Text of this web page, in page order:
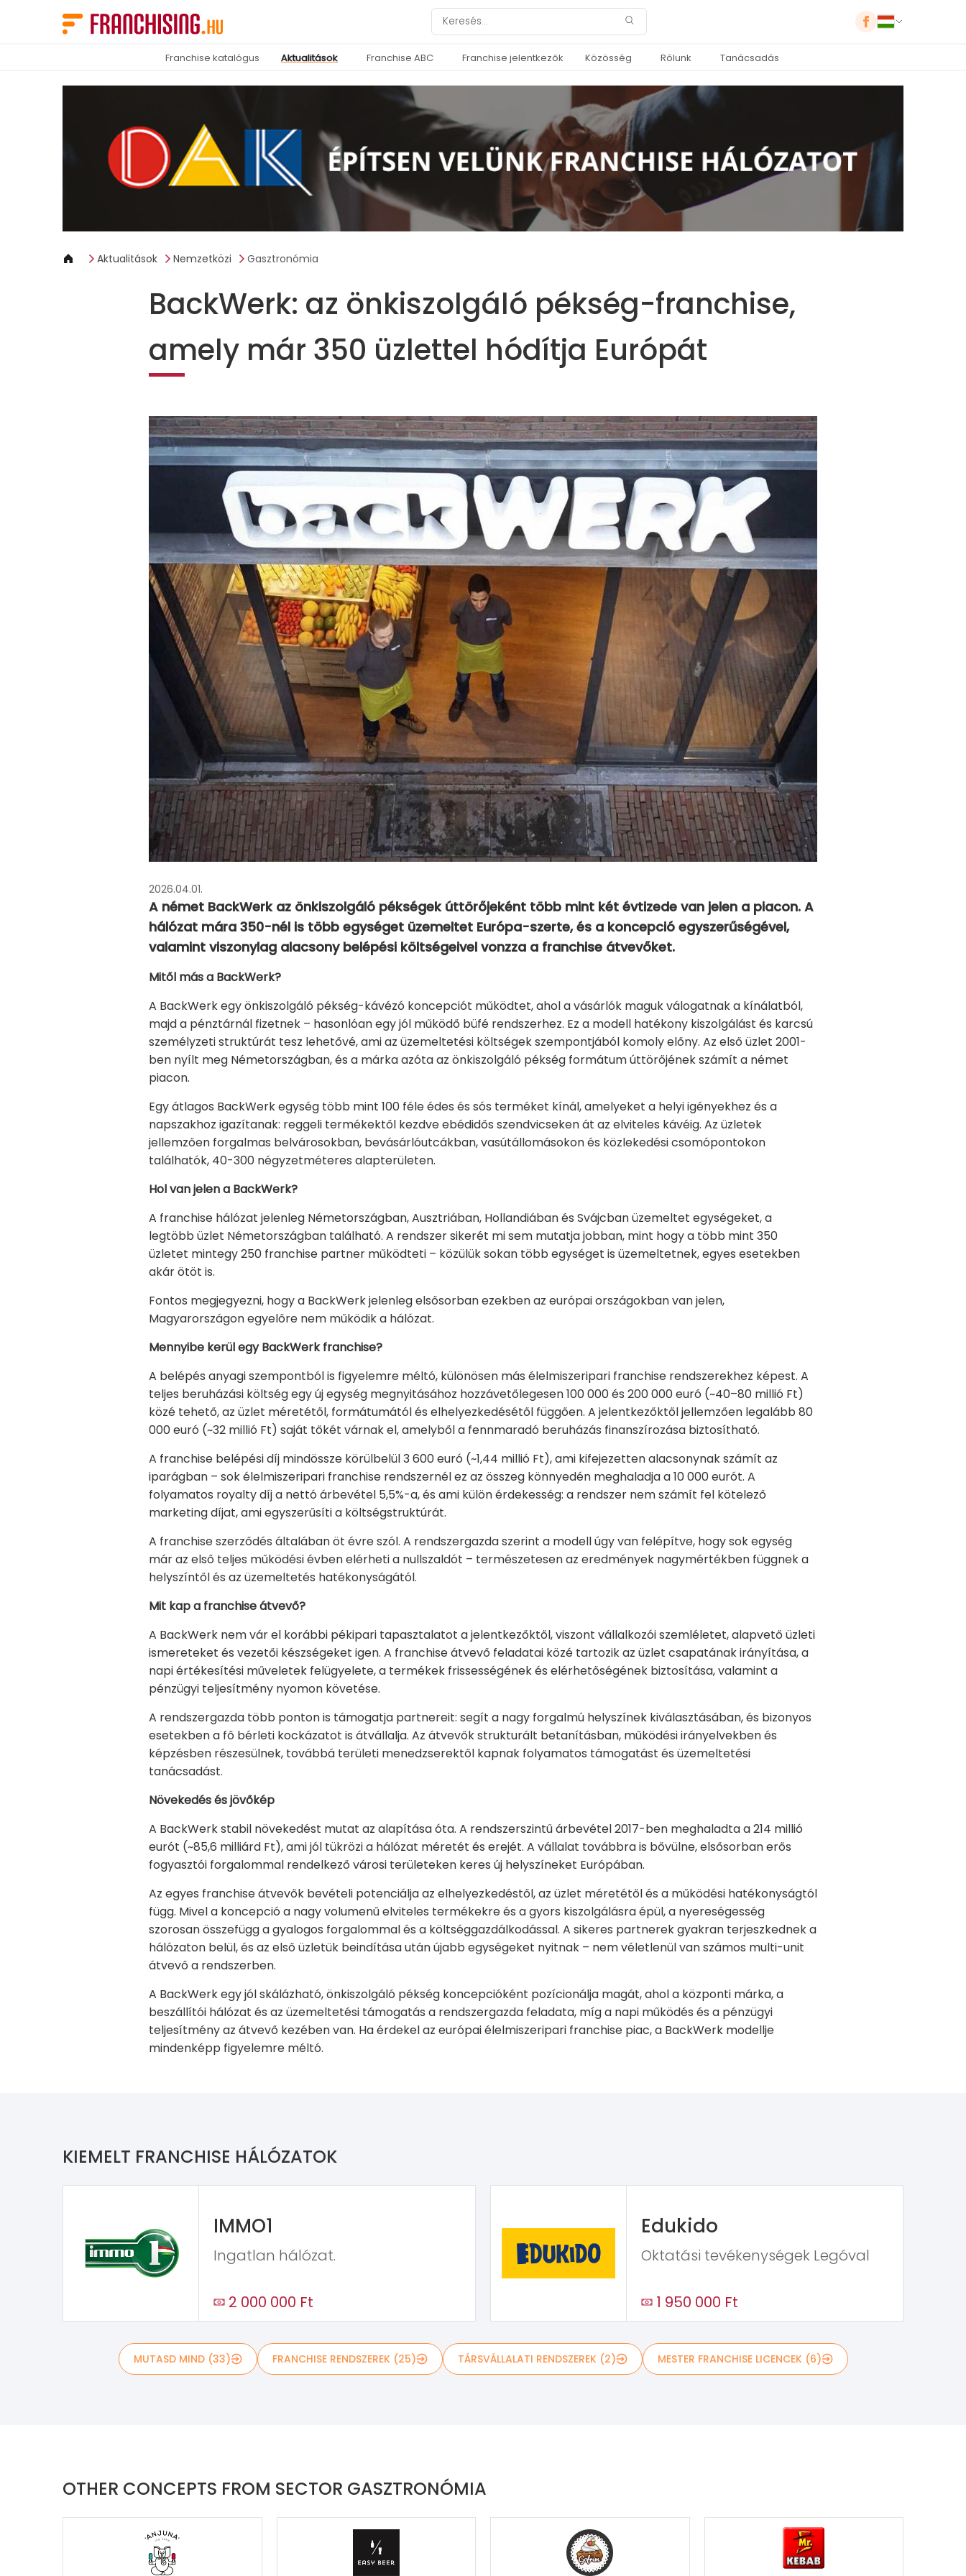
Franchise katalógus Aktualitások Franchise ABC Franchise jelentkezők Közösség Rólunk Tanácsadás
Aktualitások Nemzetközi Gasztronómia
BackWerk: az önkiszolgáló pékség-franchise,
amely már 350 üzlettel hódítja Európát
2026.04.01.
A német BackWerk az önkiszolgáló pékségek úttörőjeként több mint két évtizede van jelen a piacon. A
hálózat mára 350-nél is több egységet üzemeltet Európa-szerte, és a koncepció egyszerűségével,
valamint viszonylag alacsony belépési költségeivel vonzza a franchise átvevőket.
Mitől más a BackWerk?
A BackWerk egy önkiszolgáló pékség-kávézó koncepciót működtet, ahol a vásárlók maguk válogatnak a kínálatból,
majd a pénztárnál fizetnek – hasonlóan egy jól működő büfé rendszerhez. Ez a modell hatékony kiszolgálást és karcsú
személyzeti struktúrát tesz lehetővé, ami az üzemeltetési költségek szempontjából komoly előny. Az első üzlet 2001-
ben nyílt meg Németországban, és a márka azóta az önkiszolgáló pékség formátum úttörőjének számít a német
piacon.
Egy átlagos BackWerk egység több mint 100 féle édes és sós terméket kínál, amelyeket a helyi igényekhez és a
napszakhoz igazítanak: reggeli termékektől kezdve ebédidős szendvicseken át az elviteles kávéig. Az üzletek
jellemzően forgalmas belvárosokban, bevásárlóutcákban, vasútállomásokon és közlekedési csomópontokon
találhatók, 40-300 négyzetméteres alapterületen.
Hol van jelen a BackWerk?
A franchise hálózat jelenleg Németországban, Ausztriában, Hollandiában és Svájcban üzemeltet egységeket, a
legtöbb üzlet Németországban található. A rendszer sikerét mi sem mutatja jobban, mint hogy a több mint 350
üzletet mintegy 250 franchise partner működteti – közülük sokan több egységet is üzemeltetnek, egyes esetekben
akár ötöt is.
Fontos megjegyezni, hogy a BackWerk jelenleg elsősorban ezekben az európai országokban van jelen,
Magyarországon egyelőre nem működik a hálózat.
Mennyibe kerül egy BackWerk franchise?
A belépés anyagi szempontból is figyelemre méltó, különösen más élelmiszeripari franchise rendszerekhez képest. A
teljes beruházási költség egy új egység megnyitásához hozzávetőlegesen 100 000 és 200 000 euró (~40–80 millió Ft)
közé tehető, az üzlet méretétől, formátumától és elhelyezkedésétől függően. A jelentkezőktől jellemzően legalább 80
000 euró (~32 millió Ft) saját tőkét várnak el, amelyből a fennmaradó beruházás finanszírozása biztosítható.
A franchise belépési díj mindössze körülbelül 3 600 euró (~1,44 millió Ft), ami kifejezetten alacsonynak számít az
iparágban – sok élelmiszeripari franchise rendszernél ez az összeg könnyedén meghaladja a 10 000 eurót. A
folyamatos royalty díj a nettó árbevétel 5,5%-a, és ami külön érdekesség: a rendszer nem számít fel kötelező
marketing díjat, ami egyszerűsíti a költségstruktúrát.
A franchise szerződés általában öt évre szól. A rendszergazda szerint a modell úgy van felépítve, hogy sok egység
már az első teljes működési évben elérheti a nullszaldót – természetesen az eredmények nagymértékben függnek a
helyszíntől és az üzemeltetés hatékonyságától.
Mit kap a franchise átvevő?
A BackWerk nem vár el korábbi pékipari tapasztalatot a jelentkezőktől, viszont vállalkozói szemléletet, alapvető üzleti
ismereteket és vezetői készségeket igen. A franchise átvevő feladatai közé tartozik az üzlet csapatának irányítása, a
napi értékesítési műveletek felügyelete, a termékek frissességének és elérhetőségének biztosítása, valamint a
pénzügyi teljesítmény nyomon követése.
A rendszergazda több ponton is támogatja partnereit: segít a nagy forgalmú helyszínek kiválasztásában, és bizonyos
esetekben a fő bérleti kockázatot is átvállalja. Az átvevők strukturált betanításban, működési irányelvekben és
képzésben részesülnek, továbbá területi menedzserektől kapnak folyamatos támogatást és üzemeltetési
tanácsadást.
Növekedés és jövőkép
A BackWerk stabil növekedést mutat az alapítása óta. A rendszerszintű árbevétel 2017-ben meghaladta a 214 millió
eurót (~85,6 milliárd Ft), ami jól tükrözi a hálózat méretét és erejét. A vállalat továbbra is bővülne, elsősorban erős
fogyasztói forgalommal rendelkező városi területeken keres új helyszíneket Európában.
Az egyes franchise átvevők bevételi potenciálja az elhelyezkedéstől, az üzlet méretétől és a működési hatékonyságtól
függ. Mivel a koncepció a nagy volumenű elviteles termékekre és a gyors kiszolgálásra épül, a nyereségesség
szorosan összefügg a gyalogos forgalommal és a költséggazdálkodással. A sikeres partnerek gyakran terjeszkednek a
hálózaton belül, és az első üzletük beindítása után újabb egységeket nyitnak – nem véletlenül van számos multi-unit
átvevő a rendszerben.
A BackWerk egy jól skálázható, önkiszolgáló pékség koncepcióként pozícionálja magát, ahol a központi márka, a
beszállítói hálózat és az üzemeltetési támogatás a rendszergazda feladata, míg a napi működés és a pénzügyi
teljesítmény az átvevő kezében van. Ha érdekel az európai élelmiszeripari franchise piac, a BackWerk modellje
mindenképp figyelemre méltó.
KIEMELT FRANCHISE HÁLÓZATOK
IMMO1
Ingatlan hálózat.
2 000 000 Ft
Edukido
Oktatási tevékenységek Legóval
1 950 000 Ft
MUTASD MIND (33) FRANCHISE RENDSZEREK (25) TÁRSVÁLLALATI RENDSZEREK (2) MESTER FRANCHISE LICENCEK (6)
OTHER CONCEPTS FROM SECTOR GASZTRONÓMIA